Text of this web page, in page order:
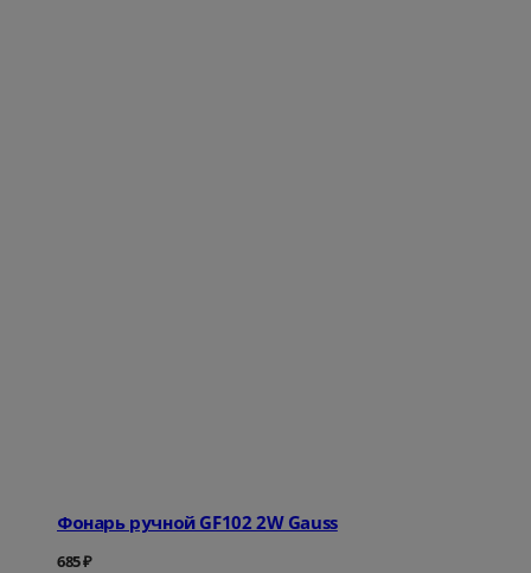
Фонарь ручной GF102 2W Gauss
685₽